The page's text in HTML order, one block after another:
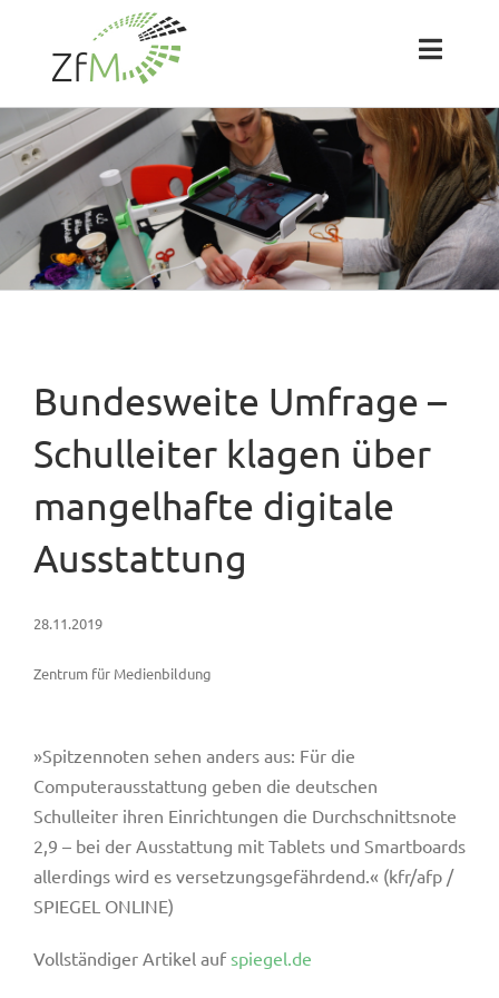
springen
Toggle
Das ZfM
Team
Projekte
Bundesweite Umfrage –
Schulleiter klagen über
mangelhafte digitale
Ausstattung
28.11.2019
Zentrum für Medienbildung
»Spitzennoten sehen anders aus: Für die
Computerausstattung geben die deutschen
Schulleiter ihren Einrichtungen die Durchschnittsnote
2,9 – bei der Ausstattung mit Tablets und Smartboards
allerdings wird es versetzungsgefährdend.« (kfr/afp /
SPIEGEL ONLINE)
Vollständiger Artikel auf spiegel.de